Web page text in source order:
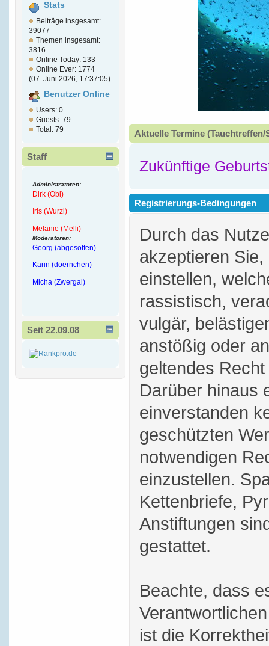
Stats
Beiträge insgesamt:
39077
Themen insgesamt:
3816
Online Today: 133
Online Ever: 1774
(07. Juni 2026, 17:37:05)
Benutzer Online
Users: 0
Guests: 79
Total: 79
Staff
Administratoren:
Dirk (Obi)
Iris (Wurzl)
Melanie (Melli)
Moderatoren:
Georg (abgesoffen)
Karin (doernchen)
Micha (Zwergal)
Seit 22.09.08
Aktuelle Termine
Zukünftige
Registrierungs-Bedingungen
Durch das
akzeptieren
einstellen,
rassistisch,
vulgär,
anstößig oder
geltendes
Darüber hinaus
einverstanden
geschützten
notwendigen
einzustellen.
Kettenbriefe,
Anstiftungen
gestattet.
Beachte, dass
ist die